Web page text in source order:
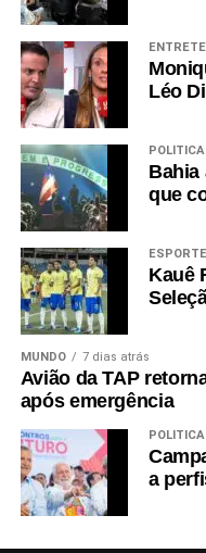
Léo
POLÍTICA
Bahia
que
Kauê
MUNDO 7 dias atrás
Avião da TAP
após emergência
POLÍTICA
a